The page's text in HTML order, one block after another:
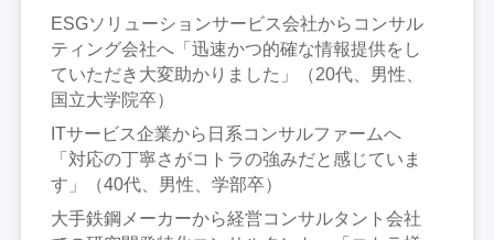
ESGソリューションサービス会社からコンサル
ティング会社へ「迅速かつ的確な情報提供をし
ていただき大変助かりました」（20代、男性、
国立大学院卒）
ITサービス企業から日系コンサルファームへ
「対応の丁寧さがコトラの強みだと感じていま
す」（40代、男性、学部卒）
大手鉄鋼メーカーから経営コンサルタント会社